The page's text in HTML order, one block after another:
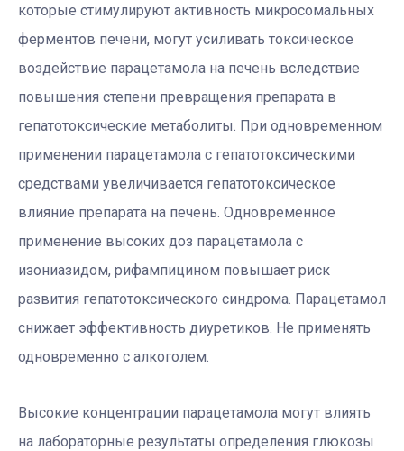
которые стимулируют активность микросомальных
ферментов печени, могут усиливать токсическое
воздействие парацетамола на печень вследствие
повышения степени превращения препарата в
гепатотоксические метаболиты. При одновременном
применении парацетамола с гепатотоксическими
средствами увеличивается гепатотоксическое
влияние препарата на печень. Одновременное
применение высоких доз парацетамола с
изониазидом, рифампицином повышает риск
развития гепатотоксического синдрома. Парацетамол
снижает эффективность диуретиков. Не применять
одновременно с алкоголем.
Высокие концентрации парацетамола могут влиять
на лабораторные результаты определения глюкозы